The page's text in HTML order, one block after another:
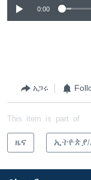
0:00
አጋሩ
This item is part of
ዜና